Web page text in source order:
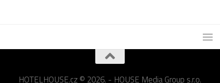
HOTELHOUSE.cz © 2026. - HOUSE Media Group s.r.o.